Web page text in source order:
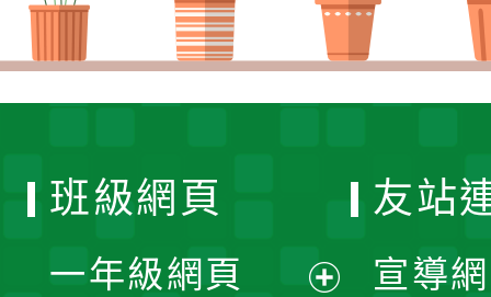
班級網頁
一年級網頁
友站
宣導